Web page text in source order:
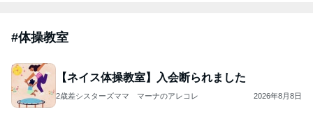
#体操教室
【ネイス体操教室】入会断られました
2歳差シスターズママ マーナのアレコレ 2026年8月8日